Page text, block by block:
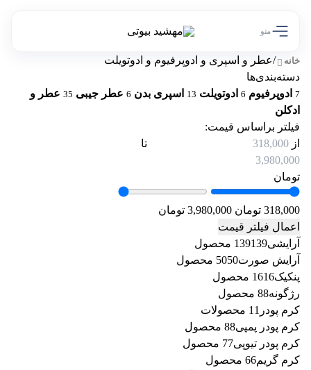
منو
خانه /عطر و اسپری و ادوپرفیوم و ادوتویلت
دسته‌بندی‌ها
7 ادوپرفیوم 6 ادوتویلت 13 اسپری بدن 6 عطر جیبی 35 عطر و
ادکلن
فیلتر براساس قیمت:
از
تا
تومان
318,000 تومان
3,980,000 تومان
اعمال فیلتر قیمت
آرایشی
139139 محصول
آرایش صورت
5050 محصول
پنکیک
1616 محصول
رژگونه 88 محصول
کرم پودر
1 1 محصولات
کرم پودر پمپی 88 محصول
کرم پودر تیوپی 77 محصول
کرم گریم 66 محصول